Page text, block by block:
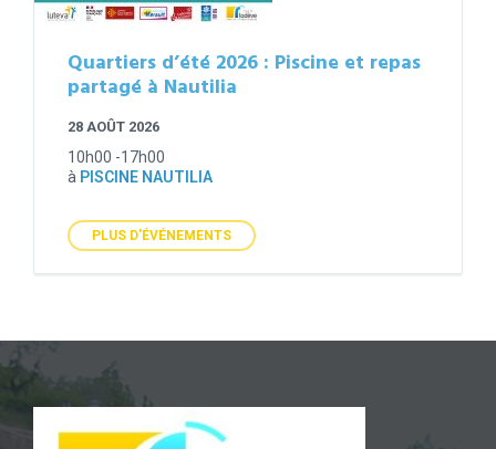
Quartiers d’été 2026 : Piscine et repas
partagé à Nautilia
28 AOÛT 2026
10h00 -17h00
à PISCINE NAUTILIA
PLUS D'ÉVÉNEMENTS